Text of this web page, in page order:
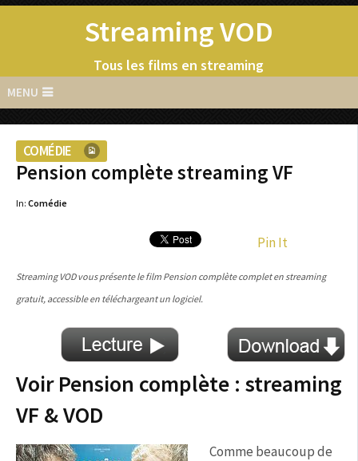
Streaming VOD
Tous les films en streaming
MENU
COMÉDIE
Pension complète streaming VF
In: Comédie
Pin It
Streaming VOD vous présente le film Pension complète complet en streaming
gratuit, accessible en téléchargeant un logiciel.
Voir Pension complète : streaming
VF & VOD
Comme beaucoup de